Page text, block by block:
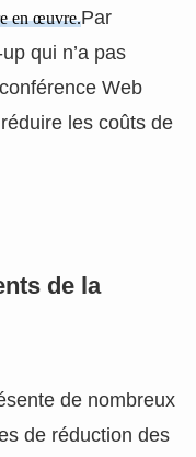
en œuvre.Par
qui n’a pas
Web
les coûts de
de la
de nombreux
de réduction des